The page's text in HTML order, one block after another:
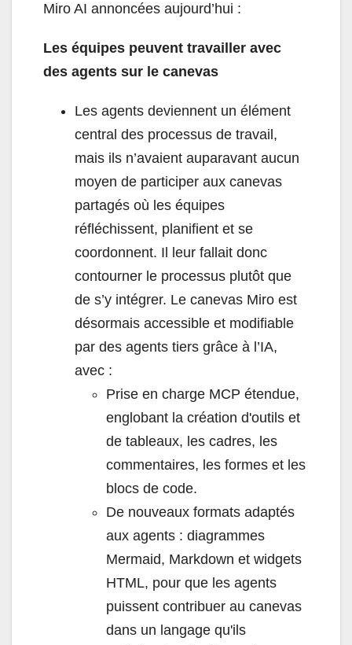
Miro AI annoncées aujourd’hui :
Les équipes peuvent travailler avec
des agents sur le canevas
Les agents deviennent un élément
central des processus de travail,
mais ils n’avaient auparavant aucun
moyen de participer aux canevas
partagés où les équipes
réfléchissent, planifient et se
coordonnent. Il leur fallait donc
contourner le processus plutôt que
de s’y intégrer. Le canevas Miro est
désormais accessible et modifiable
par des agents tiers grâce à l’IA,
avec :
Prise en charge MCP étendue,
englobant la création d'outils et
de tableaux, les cadres, les
commentaires, les formes et les
blocs de code.
De nouveaux formats adaptés
aux agents : diagrammes
Mermaid, Markdown et widgets
HTML, pour que les agents
puissent contribuer au canevas
dans un langage qu'ils